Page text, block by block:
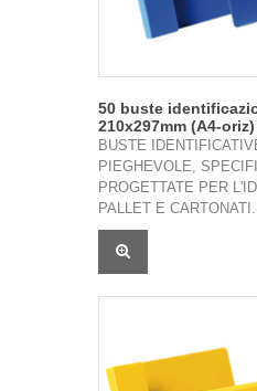
50 buste
210x297mm (A4-
BUSTE
PIEGHEVOLE,
PROGETTATE PER
PALLET E